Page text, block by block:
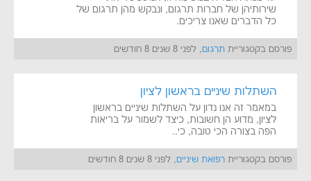
שירותיהן של חברות תרגום, ונבקש מהן תרגום של
כל הדברים שאנו צריכים.
פורסם בקטגוריית תרגום, לפני 8 שנים 8 חודשים
השתלות שיניים בראשון לציון
במאמר זה אנו נדון על השתלות שיניים בראשון
לציון, מדוע הן חשובות, כיצד לשמור על בריאות
הפה בצורה הכי טובה, כי..
פורסם בקטגוריית רפואת שיניים, לפני 8 שנים 8 חודשים